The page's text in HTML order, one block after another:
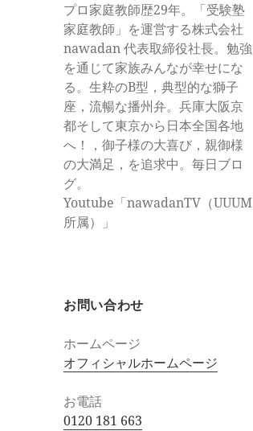
プロ家庭教師歴29年。「受験塾
家庭教師」を運営する株式会社
nawadan 代表取締役社長。勉強
を通じて家族みんなが幸せにな
る。生粋のB型，典型的な獅子
座，流暢な播州弁。兵庫大阪京
都そして東京から日本全国各地
へ！，御子様の大喜び，親御様
の大満足，を追求中。毎日ブロ
グ。
Youtube「nawadanTV（UUUM
所属）」
お問い合わせ
ホームページ
オフィシャルホームページ
お電話
0120 181 663